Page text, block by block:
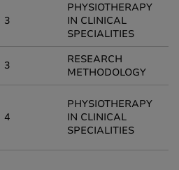
3
PHYSIOTHERAPY
IN CLINICAL
SPECIALITIES
3
RESEARCH
METHODOLOGY
4
PHYSIOTHERAPY
IN CLINICAL
SPECIALITIES